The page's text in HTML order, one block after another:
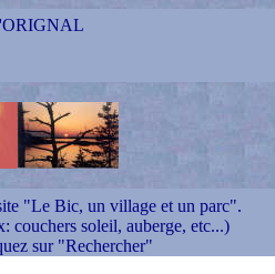
"Le Bic, un village et un parc".
couchers soleil, auberge, etc...)
sur "Rechercher"